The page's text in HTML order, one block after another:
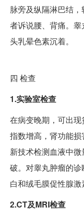
脉旁及纵隔淋巴结
者诉说腰、背痛。
头乳晕色素沉着。
四 检查
1.实验室检查
在病变晚期，可出
指数增高，肾功能
新技术检测血液中
破。对睾丸肿瘤的
白和绒毛膜促性腺激
2.CT及MRI检查